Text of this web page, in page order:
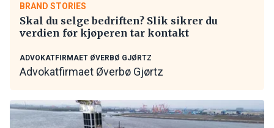
BRAND STORIES
Skal du selge bedriften? Slik sikrer du
verdien før kjøperen tar kontakt
ADVOKATFIRMAET ØVERBØ GJØRTZ
Advokatfirmaet Øverbø Gjørtz